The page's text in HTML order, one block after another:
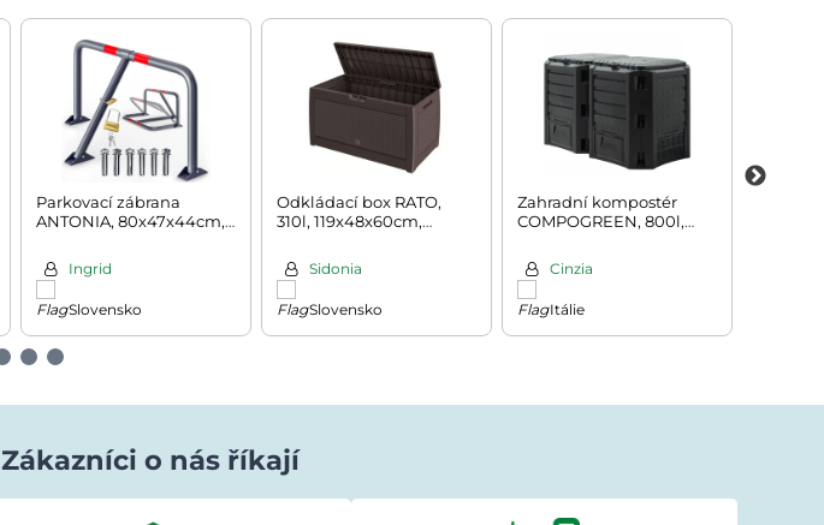
Parkovací zábrana
ANTONIA, 80x47x44cm,
Ingrid
Slovensko
Odkládací box RATO,
310l, 119x48x60cm,
Sidonia
Slovensko
Zahradní kompostér
COMPOGREEN, 800l,
Cinzia
Itálie
Zákazníci o nás říkají